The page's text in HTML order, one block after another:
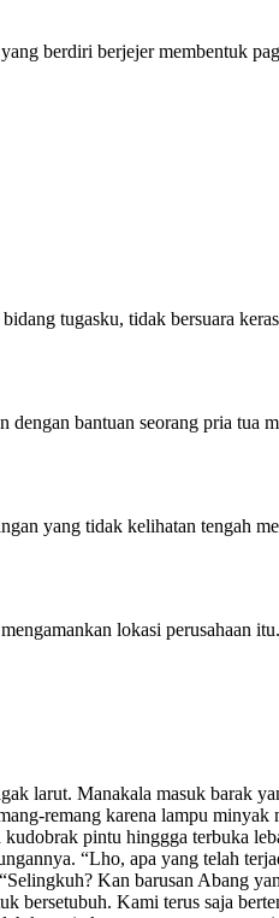
berdiri berjejer membentuk
tugasku, tidak bersuara
bantuan seorang pria tua
yang tidak kelihatan tengah
lokasi perusahaan itu.
larut. Manakala masuk barak
remang karena lampu
pintu hinggga terbuka
“Lho, apa yang telah
Kan barusan Abang
bersetubuh. Kami terus saja